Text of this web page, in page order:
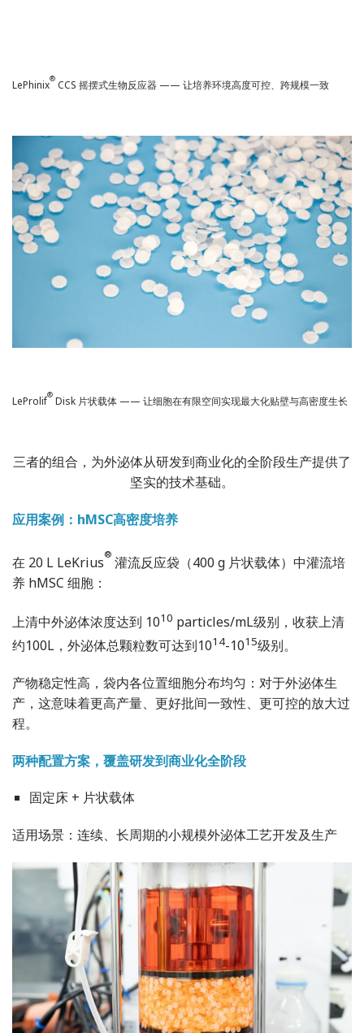
LePhinix® CCS 摇摆式生物反应器 —— 让培养环境高度可控、跨规模一致
LeProlif® Disk 片状载体 —— 让细胞在有限空间实现最大化贴壁与高密度生长
三者的组合，为外泌体从研发到商业化的全阶段生产提供了
坚实的技术基础。
应用案例：hMSC高密度培养
在 20 L LeKrius® 灌流反应袋（400 g 片状载体）中灌流培
养 hMSC 细胞：
上清中外泌体浓度达到 1010 particles/mL级别，收获上清
约100L，外泌体总颗粒数可达到1014-1015级别。
产物稳定性高，袋内各位置细胞分布均匀：对于外泌体生
产，这意味着更高产量、更好批间一致性、更可控的放大过
程。
两种配置方案，覆盖研发到商业化全阶段
固定床 + 片状载体
适用场景：连续、长周期的小规模外泌体工艺开发及生产